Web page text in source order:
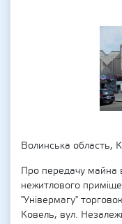
Волинська область,
Про передачу майна
нежитлового
"Універмагу"
Ковель, вул.